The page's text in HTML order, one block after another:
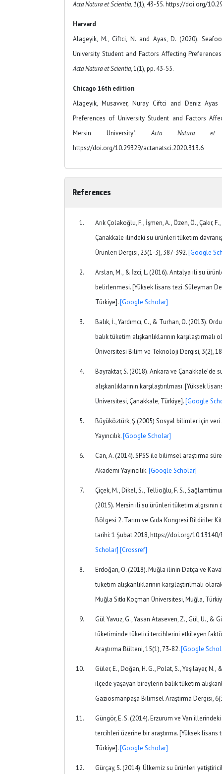
Acta Natura et Scientia, 1(1), 43-55. https://doi.org/
Harvard
Alageyik, M., Ciftci, N. and Ayas, D. (2020).
University Student and Factors Affecting
Acta Natura et Scientia, 1(1), pp. 43-55.
Chicago 16th edition
Alageyik, Musavver, Nuray Ciftci and Deniz Ayas
Preferences of University Student and Factors
Mersin University".Acta Natura et
https://doi.org/10.29329/actanatsci.2020.313.6
References
Arık Çolakoğlu, F., İşmen, A., Özen, Ö., Çakır,
Çanakkale ilindeki su ürünleri tüketim
Ürünleri Dergisi, 23(1-3), 387-392.[Google
Arslan, M., & İzci, L. (2016). Antalya ili su
belirlenmesi. [Yüksek lisans tezi. Süleyman
Türkiye].[Google Scholar]
Balık, İ., Yardımcı, C., & Turhan, O. (2013).
balık tüketim alışkanlıklarının
Üniversitesi Bilim ve Teknoloji Dergisi, 3(2),
Bayraktar, S. (2018). Ankara ve
alışkanlıklarının karşılaştırılması. [Yüksek
Üniversitesi, Çanakkale, Türkiye].[Google
Büyüköztürk, Ş (2005) Sosyal bilimler için
Yayıncılık.[Google Scholar]
Can, A. (2014). SPSS ile bilimsel araştırma
Akademi Yayıncılık.[Google Scholar]
Çiçek, M., Dikel, S., Tellioğlu, F. S.,
(2015). Mersin ili su ürünleri tüketim
Bölgesi 2. Tarım ve Gıda Kongresi Bildiriler
tarihi: 1 Şubat 2018, https://doi.org/10.13140/
Scholar] [Crossref]
Erdoğan, O. (2018). Muğla ilinin Datça ve
tüketim alışkanlıklarının karşılaştırılmalı
Muğla Sıtkı Koçman Üniversitesi, Muğla,
Gül Yavuz, G., Yasan Ataseven, Z., Gül, U., &
tüketiminde tüketici tercihlerini etkileyen
Araştırma Bülteni, 15(1), 73-82.[Google
Güler, E., Doğan, H. G., Polat, S., Yeşilayer, N.,
ilçede yaşayan bireylerin balık tüketim
Gaziosmanpaşa Bilimsel Araştırma Dergisi,
Güngör, E. S. (2014). Erzurum ve Van
tercihleri üzerine bir araştırma. [Yüksek lisans
Türkiye].[Google Scholar]
Gürçay, S. (2014). Ülkemiz su ürünleri